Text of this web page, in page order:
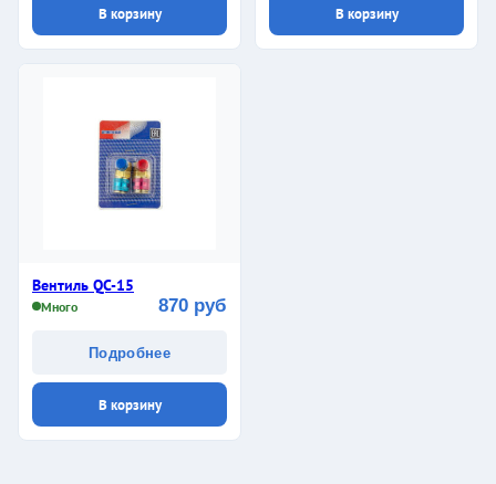
В корзину В корзину
Вентиль QC-15
Много 870 руб
Подробнее
В корзину